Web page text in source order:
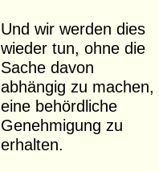
Und wir werden dies
wieder tun, ohne die
Sache davon
abhängig zu machen,
eine behördliche
Genehmigung zu
erhalten.